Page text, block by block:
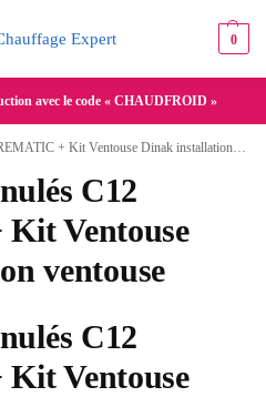
0
avec le code « CHAUDFROID »
+ Kit Ventouse Dinak installation ventouse
C12
Ventouse
ventouse
C12
Ventouse